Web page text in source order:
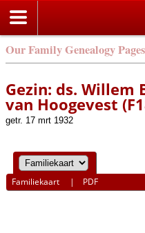
Our Family Genealogy Pages
Gezin: ds. Willem
van Hoogevest
getr. 17 mrt 1932
Familiekaart | PDF